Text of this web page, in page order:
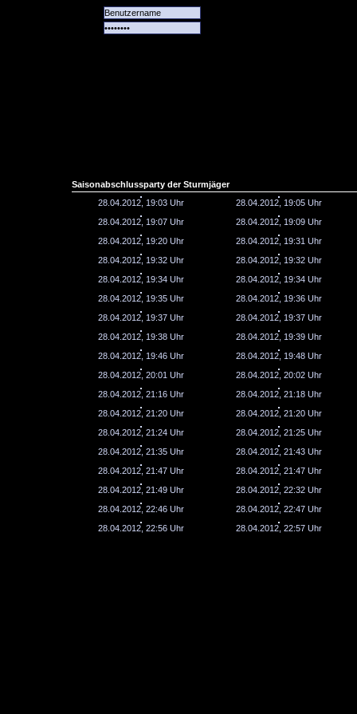
Saisonabschlussparty der Sturmjäger
28.04.2012, 19:03 Uhr
28.04.2012, 19:05 Uhr
28.04.2012, 19:07 Uhr
28.04.2012, 19:09 Uhr
28.04.2012, 19:20 Uhr
28.04.2012, 19:31 Uhr
28.04.2012, 19:32 Uhr
28.04.2012, 19:32 Uhr
28.04.2012, 19:34 Uhr
28.04.2012, 19:34 Uhr
28.04.2012, 19:35 Uhr
28.04.2012, 19:36 Uhr
28.04.2012, 19:37 Uhr
28.04.2012, 19:37 Uhr
28.04.2012, 19:38 Uhr
28.04.2012, 19:39 Uhr
28.04.2012, 19:46 Uhr
28.04.2012, 19:48 Uhr
28.04.2012, 20:01 Uhr
28.04.2012, 20:02 Uhr
28.04.2012, 21:16 Uhr
28.04.2012, 21:18 Uhr
28.04.2012, 21:20 Uhr
28.04.2012, 21:20 Uhr
28.04.2012, 21:24 Uhr
28.04.2012, 21:25 Uhr
28.04.2012, 21:35 Uhr
28.04.2012, 21:43 Uhr
28.04.2012, 21:47 Uhr
28.04.2012, 21:47 Uhr
28.04.2012, 21:49 Uhr
28.04.2012, 22:32 Uhr
28.04.2012, 22:46 Uhr
28.04.2012, 22:47 Uhr
28.04.2012, 22:56 Uhr
28.04.2012, 22:57 Uhr